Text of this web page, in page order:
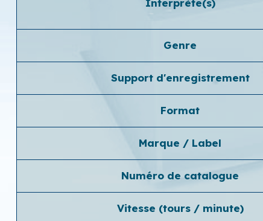
Interprète(s)
Genre
Support d'enregistrement
Format
Marque / Label
Numéro de catalogue
Vitesse (tours / minute)